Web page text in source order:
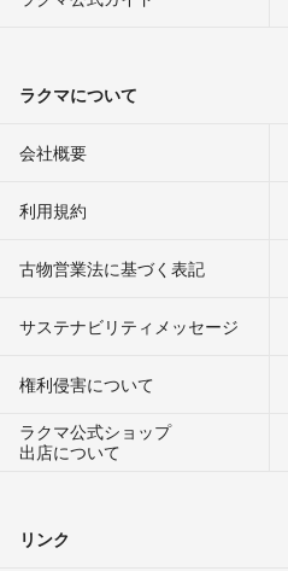
ラクマについて
会社概要
利用規約
古物営業法に基づく表記
サステナビリティメッセージ
権利侵害について
ラクマ公式ショップ
出店について
リンク